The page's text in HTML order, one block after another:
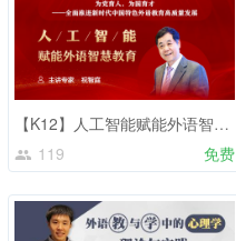
【K12】人工智能赋能外语智慧教育
119
免费